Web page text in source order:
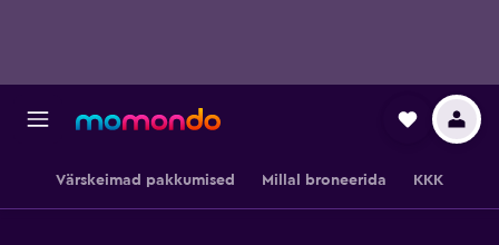
Värskeimad pakkumised Millal broneerida KKK